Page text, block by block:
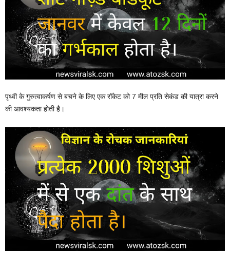
पृथ्वी के गुरुत्वाकर्षण से बचने के लिए एक रॉकेट को 7 मील प्रति सेकंड की यात्रा करने
की आवश्यकता होती है।